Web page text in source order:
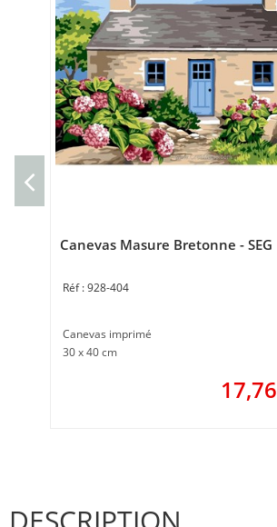
Canevas Masure Bretonne - SEG
928-404
Canevas imprimé
30 x 40 cm
17,76